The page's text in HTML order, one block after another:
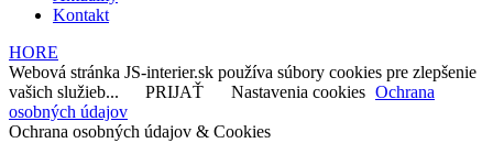
Kontakt
HORE
Webová stránka JS-interier.sk používa súbory cookies pre zlepšenie
vašich služieb...
PRIJAŤ Nastavenia cookies Ochrana
osobných údajov
Ochrana osobných údajov & Cookies